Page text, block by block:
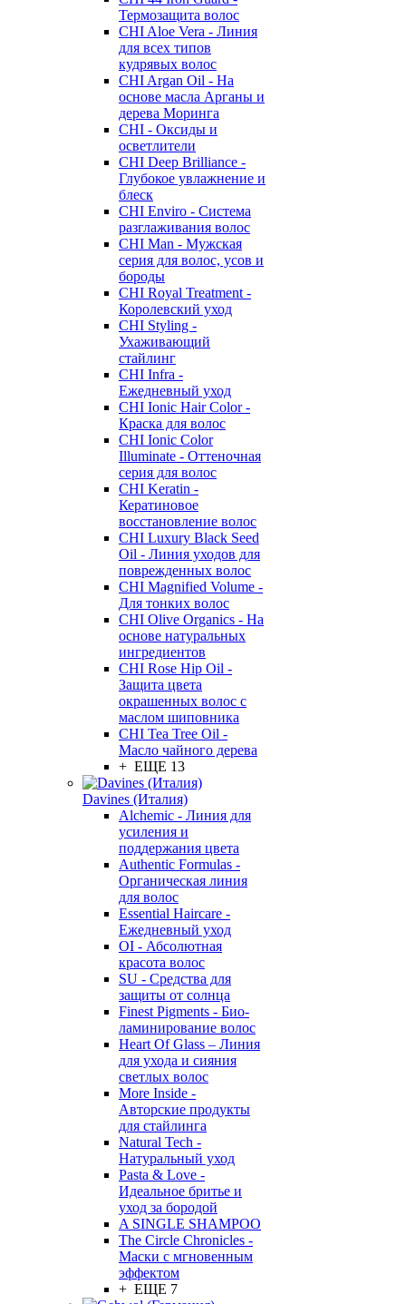
Термозащита волос
CHI Aloe Vera - Линия
для всех типов
кудрявых волос
CHI Argan Oil - На
основе масла Арганы и
дерева Моринга
CHI - Оксиды и
осветлители
CHI Deep Brilliance -
Глубокое увлажнение и
блеск
CHI Enviro - Система
разглаживания волос
CHI Man - Мужская
серия для волос, усов и
бороды
CHI Royal Treatment -
Королевский уход
CHI Styling -
Ухаживающий
стайлинг
CHI Infra -
Ежедневный уход
CHI Ionic Hair Color -
Краска для волос
CHI Ionic Color
Illuminate - Оттеночная
серия для волос
CHI Keratin -
Кератиновое
восстановление волос
CHI Luxury Black Seed
Oil - Линия уходов для
поврежденных волос
CHI Magnified Volume -
Для тонких волос
CHI Olive Organics - На
основе натуральных
ингредиентов
CHI Rose Hip Oil -
Защита цвета
окрашенных волос с
маслом шиповника
CHI Tea Tree Oil -
Масло чайного дерева
+ ЕЩЕ 13
Davines (Италия)
Alchemic - Линия для
усиления и
поддержания цвета
Authentic Formulas -
Органическая линия
для волос
Essential Haircare -
Eжедневный уход
OI - Абсолютная
красота волос
SU - Средства для
защиты от солнца
Finest Pigments - Био-
ламинирование волос
Heart Of Glass – Линия
для ухода и сияния
светлых волос
More Inside -
Авторские продукты
для стайлинга
Natural Tech -
Натуральный уход
Pasta & Love -
Идеальное бритье и
уход за бородой
A SINGLE SHAMPOO
The Circle Chronicles -
Маски с мгновенным
эффектом
+ ЕЩЕ 7